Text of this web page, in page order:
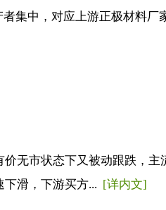
集中，对应上游正极材料厂
无市状态下又被动跟跌，
滑，下游买方... [详内文]